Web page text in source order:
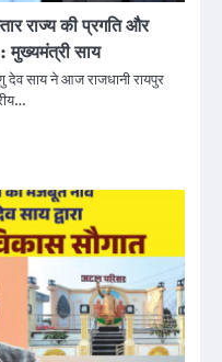
राज्य की प्रगति और
मुख्यमंत्री साय
देव साय ने आज राजधानी रायपुर